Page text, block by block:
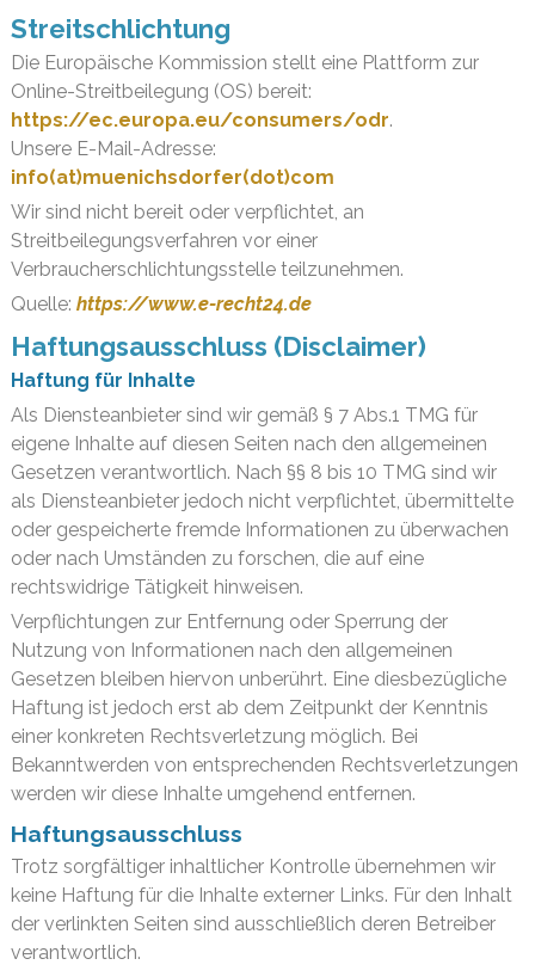
Streitschlichtung
Die Europäische Kommission stellt eine Plattform zur
Online-Streitbeilegung (OS) bereit:
https://ec.europa.eu/consumers/odr.
Unsere E-Mail-Adresse:
info(at)muenichsdorfer(dot)com
Wir sind nicht bereit oder verpflichtet, an
Streitbeilegungsverfahren vor einer
Verbraucherschlichtungsstelle teilzunehmen.
Quelle: https://www.e-recht24.de
Haftungsausschluss (Disclaimer)
Haftung für Inhalte
Als Diensteanbieter sind wir gemäß § 7 Abs.1 TMG für
eigene Inhalte auf diesen Seiten nach den allgemeinen
Gesetzen verantwortlich. Nach §§ 8 bis 10 TMG sind wir
als Diensteanbieter jedoch nicht verpflichtet, übermittelte
oder gespeicherte fremde Informationen zu überwachen
oder nach Umständen zu forschen, die auf eine
rechtswidrige Tätigkeit hinweisen.
Verpflichtungen zur Entfernung oder Sperrung der
Nutzung von Informationen nach den allgemeinen
Gesetzen bleiben hiervon unberührt. Eine diesbezügliche
Haftung ist jedoch erst ab dem Zeitpunkt der Kenntnis
einer konkreten Rechtsverletzung möglich. Bei
Bekanntwerden von entsprechenden Rechtsverletzungen
werden wir diese Inhalte umgehend entfernen.
Haftungsausschluss
Trotz sorgfältiger inhaltlicher Kontrolle übernehmen wir
keine Haftung für die Inhalte externer Links. Für den Inhalt
der verlinkten Seiten sind ausschließlich deren Betreiber
verantwortlich.